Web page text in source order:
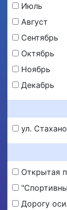
Июль
Август
Сентябрь
Октябрь
Ноябрь
Декабрь
ул.
Открытая
Дорогу